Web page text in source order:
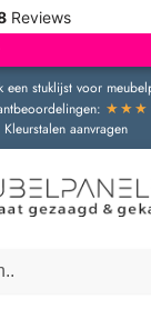
Reviews
een stuklijst voor
Kleurstalen aanvragen
momenteel een extra